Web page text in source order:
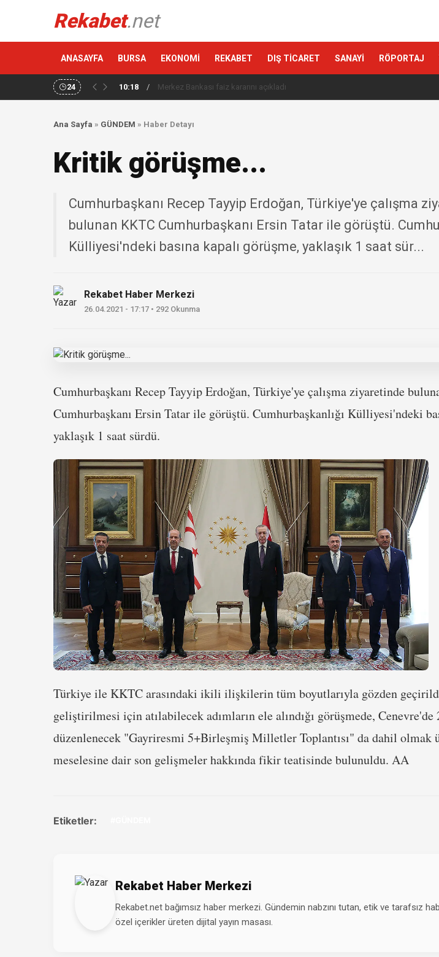
Rekabet.net
ANASAYFA BURSA EKONOMİ REKABET DIŞ TİCARET SANAYİ RÖPORTAJ
24 10:18 / Altın haftaya yükselişle başladı
Ana Sayfa » GÜNDEM » Haber Detayı
Kritik görüşme...
Cumhurbaşkanı Recep Tayyip Erdoğan, Türkiye'ye çalışma
bulunan KKTC Cumhurbaşkanı Ersin Tatar ile görüştü.
Külliyesi'ndeki basına kapalı görüşme, yaklaşık 1 saat sür...
Rekabet Haber Merkezi
26.04.2021 - 17:17 • 292 Okunma
Cumhurbaşkanı Recep Tayyip Erdoğan, Türkiye'ye çalışma ziyaretinde
Cumhurbaşkanı Ersin Tatar ile görüştü. Cumhurbaşkanlığı Külliyesi'ndeki
yaklaşık 1 saat sürdü.
Türkiye ile KKTC arasındaki ikili ilişkilerin tüm boyutlarıyla gözden
geliştirilmesi için atılabilecek adımların ele alındığı görüşmede,
düzenlenecek "Gayriresmi 5+Birleşmiş Milletler Toplantısı" da dahil olmak
meselesine dair son gelişmeler hakkında fikir teatisinde bulunuldu. AA
Etiketler:
Rekabet Haber Merkezi
Rekabet.net bağımsız haber merkezi. Gündemin nabzını tutan, etik ve tarafsız
özel içerikler üreten dijital yayın masası.